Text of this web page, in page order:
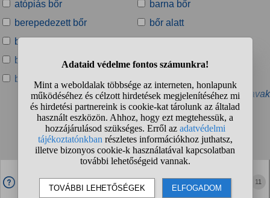
atópiás bőr
barna bőr
berepedezett bőr
bőr alatt
bőr alatti
bőr alatti pattanás
bőr égése
bőr egészsége
» További kapcsolódó kulcsszavak
Talált kérdések:
1 2 3 4 ... ❯ ❯❯
A szúnyogok miért nem tudnak úgy csípni, hogy utána
ne viszkessen a bőr?
11